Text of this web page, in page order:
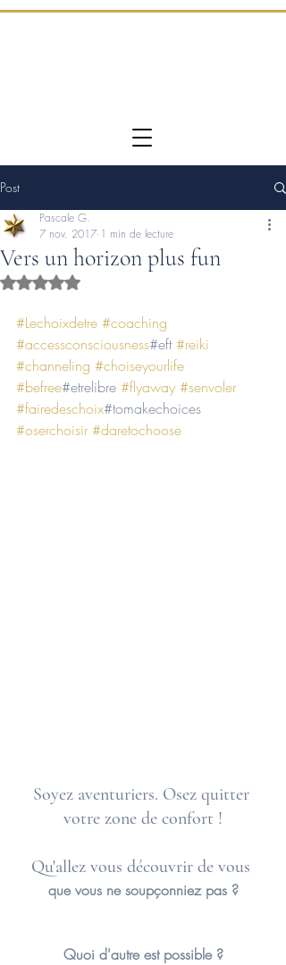
Post
Vers un horizon plus fun
Pascale G.
7 nov. 2017 1 min de lecture
Noté NaN étoiles sur 5.
#Lechoixdetre #coaching
#accessconsciousness#eft #reiki
#channeling #choiseyourlife
#befree#etrelibre #flyaway #senvoler
#fairedeschoix#tomakechoices
#oserchoisir #daretochoose
Soyez aventuriers. Osez quitter
votre zone de confort !
Qu'allez vous découvrir de vous
que vous ne soupçonniez pas ?
Quoi d'autre est possible ?